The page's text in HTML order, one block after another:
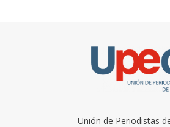
Unión de Periodistas